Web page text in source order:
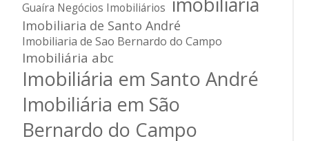
Guaíra Negócios Imobiliários
Imobiliaria de Santo André
Imobiliaria de Sao Bernardo do Campo
Imobiliária abc
Imobiliária em Santo André
Imobiliária em São
Bernardo do Campo